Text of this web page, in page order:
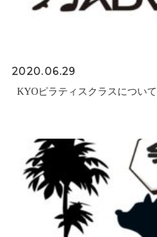
2020.06.29
KYOピラティスクラスについて